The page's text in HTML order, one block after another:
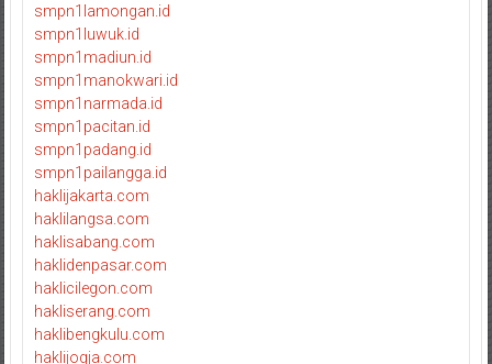
smpn1lamongan.id
smpn1luwuk.id
smpn1madiun.id
smpn1manokwari.id
smpn1narmada.id
smpn1pacitan.id
smpn1padang.id
smpn1pailangga.id
haklijakarta.com
haklilangsa.com
haklisabang.com
haklidenpasar.com
haklicilegon.com
hakliserang.com
haklibengkulu.com
haklijogja.com